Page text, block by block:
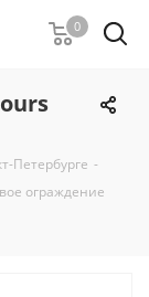
0
Петербурге -
ограждение